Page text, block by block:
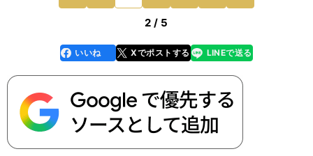
2 / 5
faceboo
k
いいね Xでポストする
line LINEで送る